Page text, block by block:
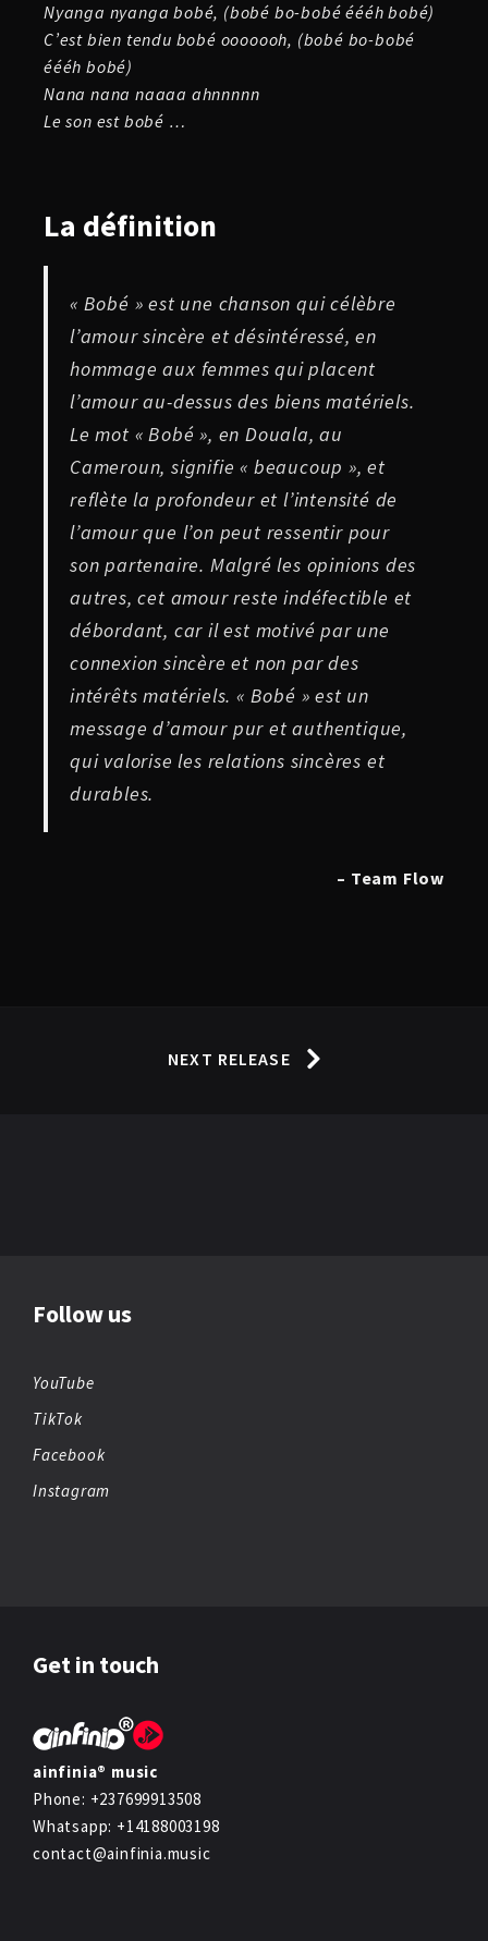
Nyanga nyanga bobé, (bobé bo-bobé éééh bobé)
C’est bien tendu bobé ooooooh, (bobé bo-bobé
éééh bobé)
Nana nana naaaa ahnnnnn
Le son est bobé …
La définition
« Bobé » est une chanson qui célèbre
l’amour sincère et désintéressé, en
hommage aux femmes qui placent
l’amour au-dessus des biens matériels.
Le mot « Bobé », en Douala, au
Cameroun, signifie « beaucoup », et
reflète la profondeur et l’intensité de
l’amour que l’on peut ressentir pour
son partenaire. Malgré les opinions des
autres, cet amour reste indéfectible et
débordant, car il est motivé par une
connexion sincère et non par des
intérêts matériels. « Bobé » est un
message d’amour pur et authentique,
qui valorise les relations sincères et
durables.
– Team Flow
NEXT RELEASE
Follow us
YouTube
TikTok
Facebook
Instagram
Get in touch
ainfinia® music
Phone: +237699913508
Whatsapp: +14188003198
contact@ainfinia.music